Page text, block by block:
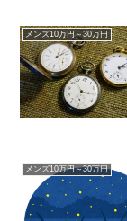
メンズ10万円～30万円
メンズ10万円～30万円